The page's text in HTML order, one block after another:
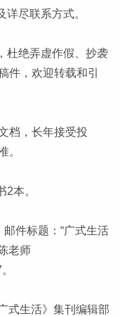
尽联系方式。
杜绝弄虚作假、抄袭
件，欢迎转载和引
档，长年接受投
。
本。
件标题：“广式生活
老师
广式生活》集刊编辑部